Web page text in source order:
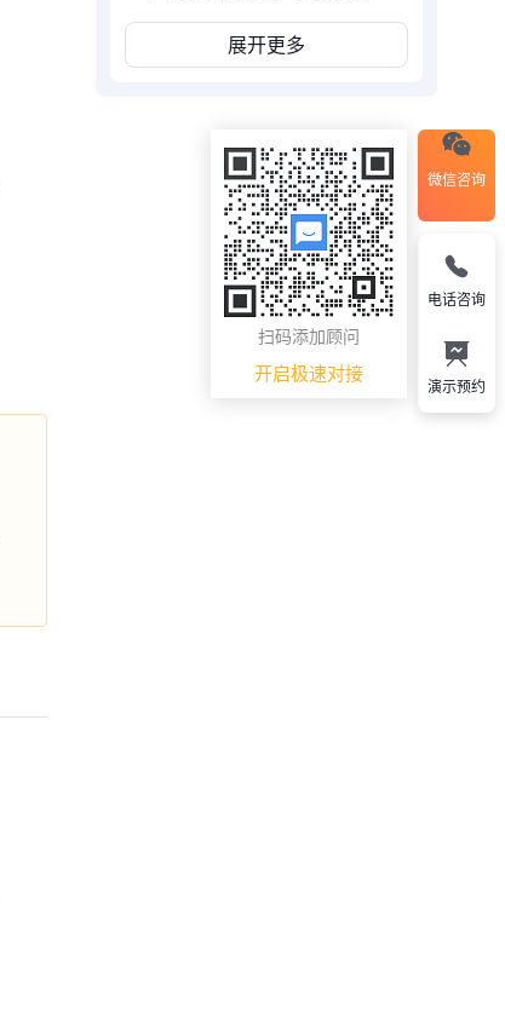
展开更多
微信咨询
扫码添加顾问
开启极速对接
电话咨询
演示预约